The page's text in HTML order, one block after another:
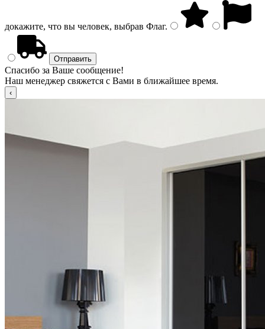
докажите, что вы человек, выбрав Флаг.
Спасибо за Ваше сообщение!
Наш менеджер свяжется с Вами в ближайшее время.